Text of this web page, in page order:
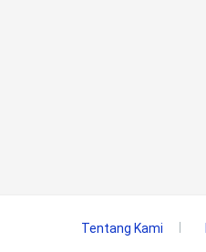
Tentang Kami